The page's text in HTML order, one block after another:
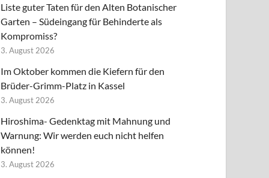
Liste guter Taten für den Alten Botanischer
Garten – Südeingang für Behinderte als
Kompromiss?
3. August 2026
Im Oktober kommen die Kiefern für den
Brüder-Grimm-Platz in Kassel
3. August 2026
Hiroshima- Gedenktag mit Mahnung und
Warnung: Wir werden euch nicht helfen
können!
3. August 2026